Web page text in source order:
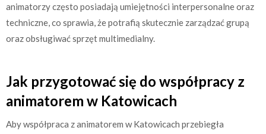
animatorzy często posiadają umiejętności interpersonalne oraz
techniczne, co sprawia, że potrafią skutecznie zarządzać grupą
oraz obsługiwać sprzęt multimedialny.
Jak przygotować się do współpracy z
animatorem w Katowicach
Aby współpraca z animatorem w Katowicach przebiegła